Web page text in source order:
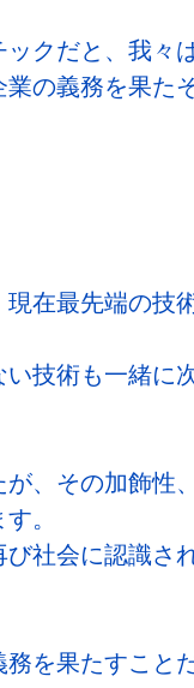
クだと、我々
の義務を果た
在最先端の技
技術も一緒に
、その加飾性
。
社会に認識さ
を果たすこと